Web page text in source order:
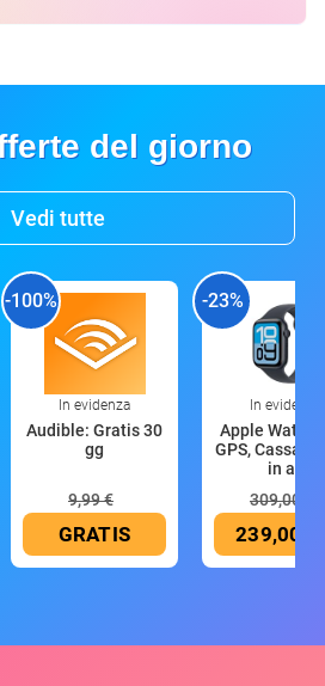
del giorno
Vedi tutte
-100%
In evidenza
Audible: Gratis 30
gg
9,99 €
GRATIS
-23%
In evidenza
Apple Watch
GPS, Cassa
in all
309,00 €
239,00 €